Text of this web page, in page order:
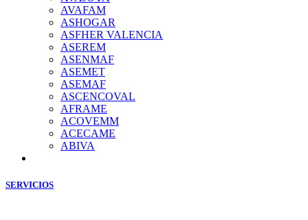
AVAFAM
ASHOGAR
ASFHER VALENCIA
ASEREM
ASENMAF
ASEMET
ASEMAF
ASCENCOVAL
AFRAME
ACOVEMM
ACECAME
ABIVA
SERVICIOS